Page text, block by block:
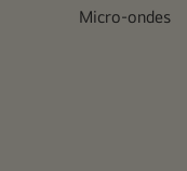
Micro-ondes